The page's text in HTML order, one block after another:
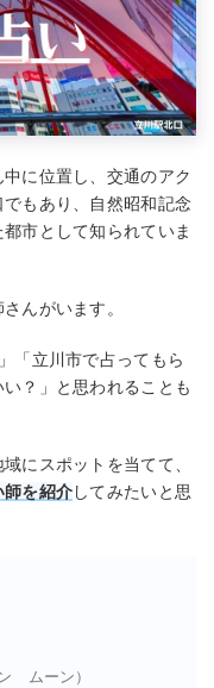
に位置し、交通のアク
もあり、自然昭和記念
市として知られていま
んがいます。
「立川市で占ってもら
？」と思われることも
にスポットを当てて、
師を紹介してみたいと思
ムーン）